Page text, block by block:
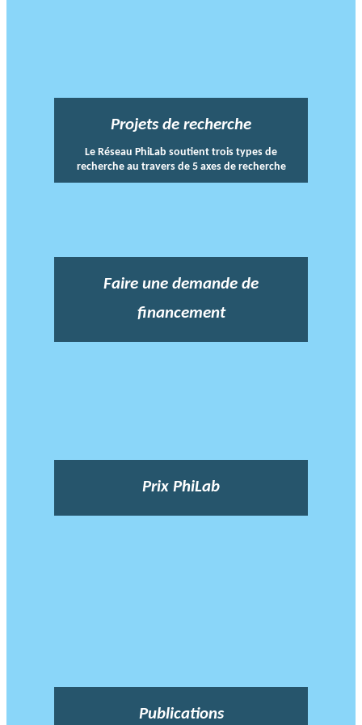
Projets de recherche
Le Réseau PhiLab soutient trois types de
recherche au travers de 5 axes de recherche
Faire une demande de
financement
Prix PhiLab
Publications